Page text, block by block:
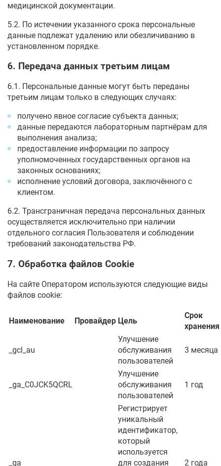
медицинской документации.
5.2. По истечении указанного срока персональные
данные подлежат удалению или обезличиванию в
установленном порядке.
6. Передача данных третьим лицам
6.1. Персональные данные могут быть переданы
третьим лицам только в следующих случаях:
получено явное согласие субъекта данных;
данные передаются лабораторным партнёрам для
выполнения анализа;
предоставление информации по запросу
уполномоченных государственных органов на
законных основаниях;
исполнение условий договора, заключённого с
клиентом.
6.2. Трансграничная передача персональных данных
осуществляется исключительно при наличии
отдельного согласия Пользователя и соблюдении
требований законодательства РФ.
7. Обработка файлов Cookie
На сайте Оператором используются следующие виды
файлов cookie:
Наименование Провайдер Цель
Срок
хранения
_gcl_au
Улучшение
обслуживания
пользователей
3 месяца
_ga_C0JCK5QCRL
Улучшение
обслуживания
пользователей
1 год
_ga
Регистрирует
уникальный
идентификатор,
который
используется
для создания
2 года